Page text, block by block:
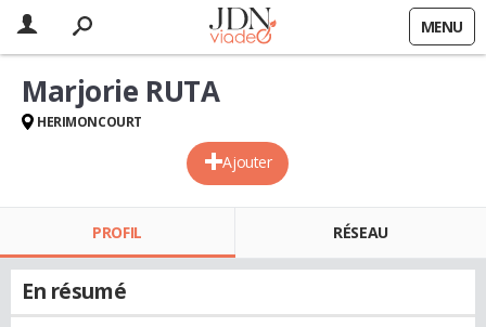
MENU
Ajouter
Marjorie RUTA
HERIMONCOURT
PROFIL RÉSEAU
En résumé